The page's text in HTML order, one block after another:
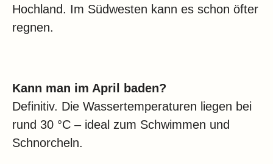
Hochland. Im Südwesten kann es schon öfter
regnen.
Kann man im April baden?
Definitiv. Die Wassertemperaturen liegen bei
rund 30 °C – ideal zum Schwimmen und
Schnorcheln.